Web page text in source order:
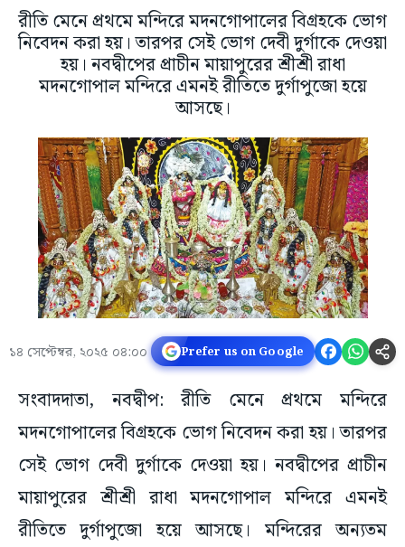
রীতি মেনে প্রথমে মন্দিরে মদনগোপালের বিগ্রহকে ভোগ
নিবেদন করা হয়। তারপর সেই ভোগ দেবী দুর্গাকে দেওয়া
হয়। নবদ্বীপের প্রাচীন মায়াপুরের শ্রীশ্রী রাধা
মদনগোপাল মন্দিরে এমনই রীতিতে দুর্গাপুজো হয়ে
আসছে।
১৪ সেপ্টেম্বর, ২০২৫ ০৪:০০ Prefer us on Google
সংবাদদাতা, নবদ্বীপ: রীতি মেনে প্রথমে মন্দিরে
মদনগোপালের বিগ্রহকে ভোগ নিবেদন করা হয়। তারপর
সেই ভোগ দেবী দুর্গাকে দেওয়া হয়। নবদ্বীপের প্রাচীন
মায়াপুরের শ্রীশ্রী রাধা মদনগোপাল মন্দিরে এমনই
রীতিতে দুর্গাপুজো হয়ে আসছে। মন্দিরের অন্যতম